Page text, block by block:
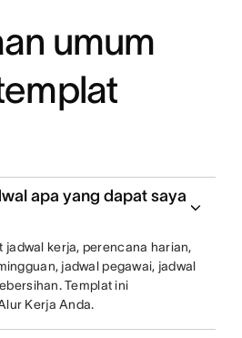
umum
apa yang dapat saya
jadwal kerja, perencana harian,
jadwal pegawai, jadwal
Templat ini
Kerja Anda.